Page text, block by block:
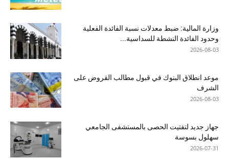
وزارة المالية: ضبط معدلات نسبة الفائدة الفعلية
وحدود الفائدة النشطة للسداسية...
2026-08-03
موعد انطلاق البنوك في قبول مطالب القروض على
الشرف
2026-08-03
جهاز جديد لتفتيت الحصى بالمستشفى الجامعي
سهلول بسوسة
2026-07-31